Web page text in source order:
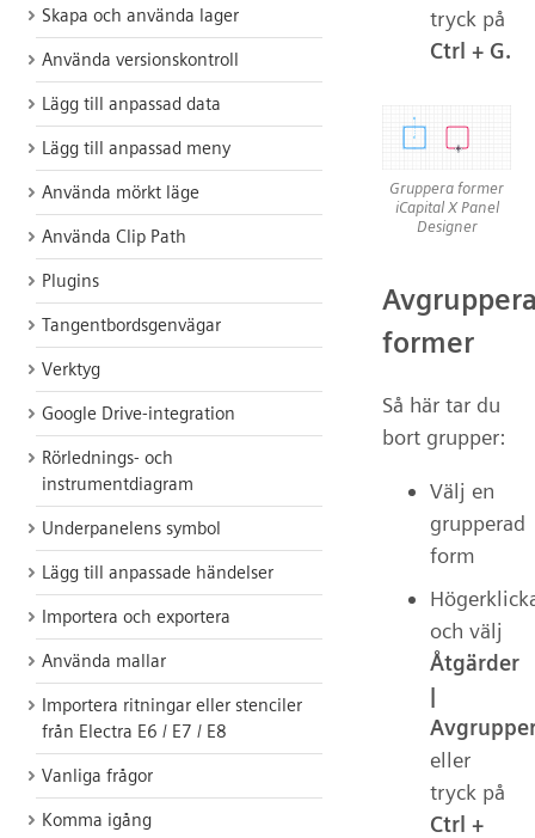
Skapa och använda lager
Använda versionskontroll
Lägg till anpassad data
Lägg till anpassad meny
Använda mörkt läge
Använda Clip Path
Plugins
Tangentbordsgenvägar
Verktyg
Google Drive-integration
Rörlednings- och
instrumentdiagram
Underpanelens symbol
Lägg till anpassade händelser
Importera och exportera
Använda mallar
Importera ritningar eller stenciler
från Electra E6 / E7 / E8
Vanliga frågor
Komma igång
tryck på
Ctrl + G.
Gruppera former
iCapital X Panel
Designer
former
Så här tar du
bort grupper:
Välj en
grupperad
form
och välj
Åtgärder
|
eller
tryck på
Ctrl +